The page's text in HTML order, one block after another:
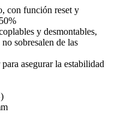
con función reset y
y desmontables,
sobresalen de las
asegurar la estabilidad